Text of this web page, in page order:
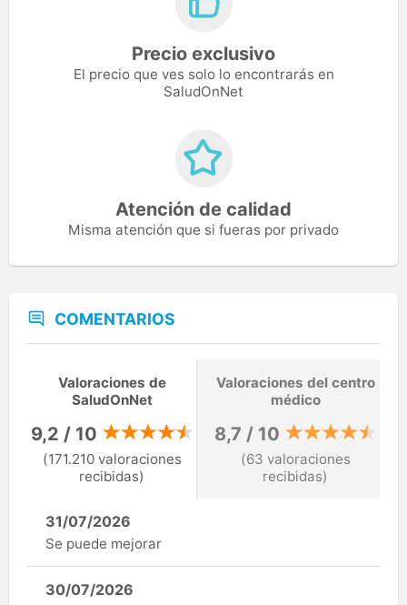
Precio exclusivo
El precio que ves solo lo encontrarás en
SaludOnNet
Atención de calidad
Misma atención que si fueras por privado
COMENTARIOS
Valoraciones de
SaludOnNet
9,2 / 10
(171.210 valoraciones
recibidas)
Valoraciones del centro
médico
8,7 / 10
(63 valoraciones
recibidas)
31/07/2026
Se puede mejorar
30/07/2026